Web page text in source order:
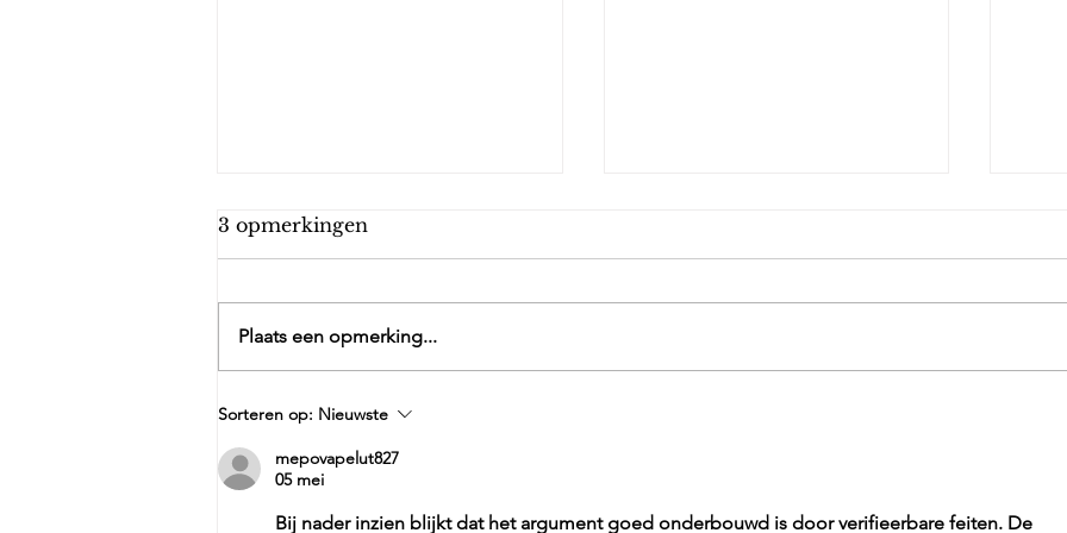
3 opmerkingen
Plaats een opmerking...
Sorteren op: Nieuwste
mepovapelut827
05 mei
Bij nader inzien blijkt dat het argument goed onderbouwd is door verifieerbare feiten. De